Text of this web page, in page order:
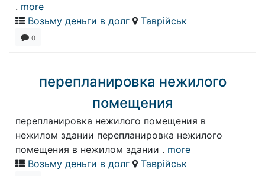
. more
Возьму деньги в долг
Таврійськ
0
перепланировка нежилого
помещения
перепланировка нежилого помещения в
нежилом здании перепланировка нежилого
помещения в нежилом здании . more
Возьму деньги в долг
Таврійськ